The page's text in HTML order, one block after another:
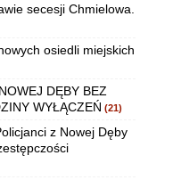
secesji Chmielowa.
osiedli miejskich
DĘBY BEZ
WYŁĄCZEŃ (21)
z Nowej Dęby